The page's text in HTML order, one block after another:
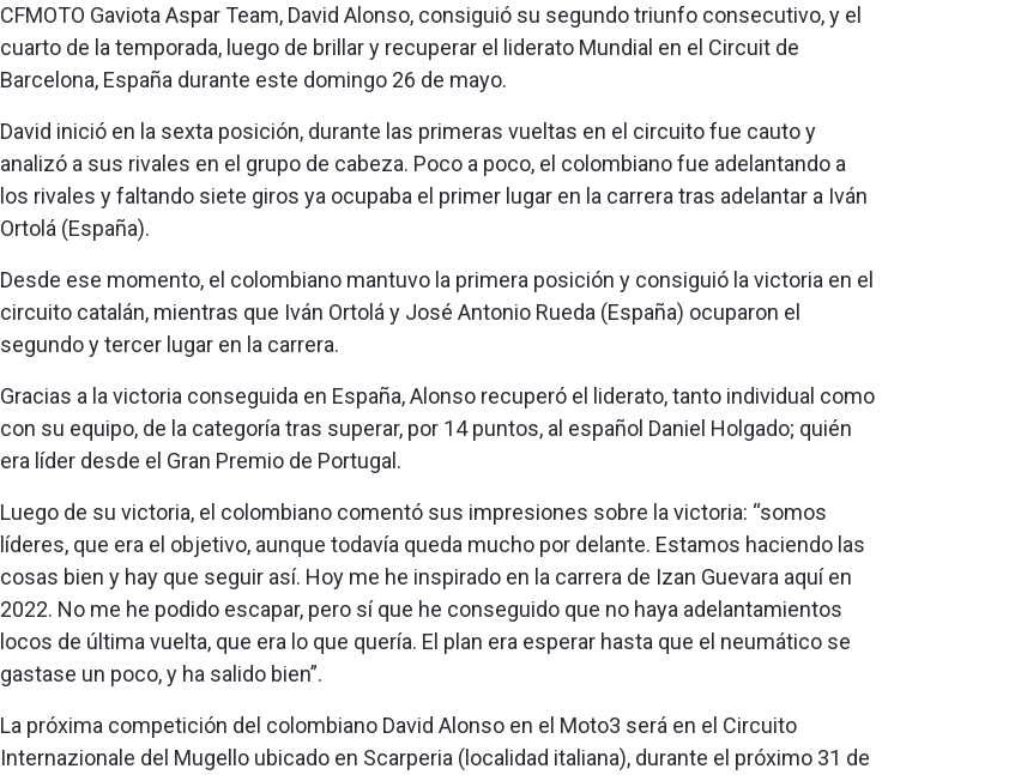
CFMOTO Gaviota Aspar Team, David Alonso, consiguió su segundo triunfo consecutivo, y el
cuarto de la temporada, luego de brillar y recuperar el liderato Mundial en el Circuit de
Barcelona, España durante este domingo 26 de mayo.
David inició en la sexta posición, durante las primeras vueltas en el circuito fue cauto y
analizó a sus rivales en el grupo de cabeza. Poco a poco, el colombiano fue adelantando a
los rivales y faltando siete giros ya ocupaba el primer lugar en la carrera tras adelantar a Iván
Ortolá (España).
Desde ese momento, el colombiano mantuvo la primera posición y consiguió la victoria en el
circuito catalán, mientras que Iván Ortolá y José Antonio Rueda (España) ocuparon el
segundo y tercer lugar en la carrera.
Gracias a la victoria conseguida en España, Alonso recuperó el liderato, tanto individual como
con su equipo, de la categoría tras superar, por 14 puntos, al español Daniel Holgado; quién
era líder desde el Gran Premio de Portugal.
Luego de su victoria, el colombiano comentó sus impresiones sobre la victoria: “somos
líderes, que era el objetivo, aunque todavía queda mucho por delante. Estamos haciendo las
cosas bien y hay que seguir así. Hoy me he inspirado en la carrera de Izan Guevara aquí en
2022. No me he podido escapar, pero sí que he conseguido que no haya adelantamientos
locos de última vuelta, que era lo que quería. El plan era esperar hasta que el neumático se
gastase un poco, y ha salido bien”.
La próxima competición del colombiano David Alonso en el Moto3 será en el Circuito
Internazionale del Mugello ubicado en Scarperia (localidad italiana), durante el próximo 31 de